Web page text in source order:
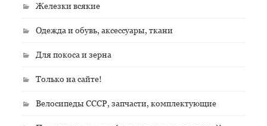
Железки всякие
Одежда и обувь, аксессуары, ткани
Для покоса и зерна
Только на сайте!
Велосипеды СССР, запчасти, комплектующие